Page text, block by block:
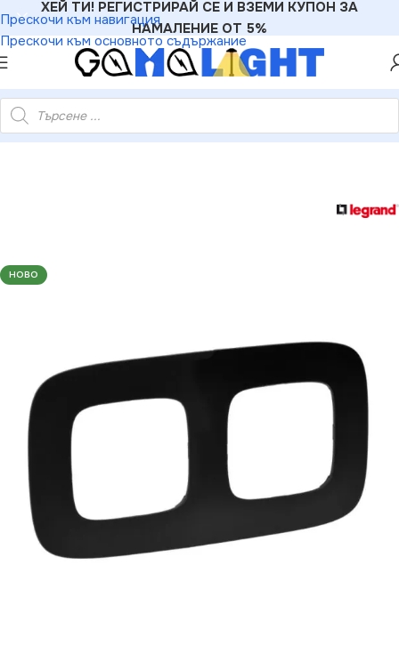
Прескочи към навигация
Прескочи към основното съдържание
ХЕЙ ТИ! РЕГИСТРИРАЙ СЕ И ВЗЕМИ КУПОН ЗА
НАМАЛЕНИЕ ОТ 5%
3414970478511 ДВОЙНА РАМКА VALENA ALLURE ЧЕРНА
НОВО